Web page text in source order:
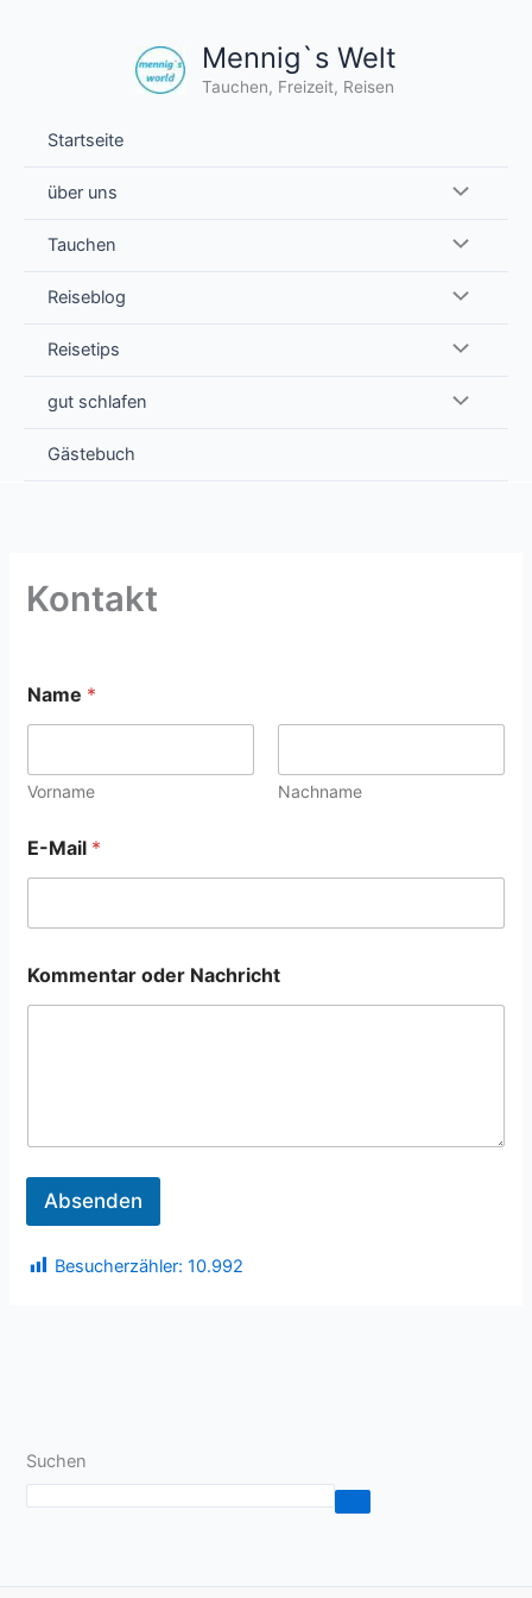
Mennig`s Welt
Tauchen, Freizeit, Reisen
Startseite
über uns
Tauchen
Reiseblog
Reisetips
gut schlafen
Gästebuch
Kontakt
Name *
Vorname Nachname
E-Mail *
Kommentar oder Nachricht
Absenden
Besucherzähler: 10.992
Suchen